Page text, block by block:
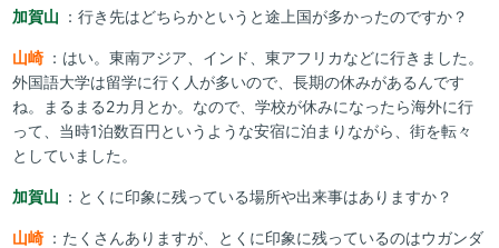
加賀山 ：行き先はどちらかというと途上国が多かったのですか？
山崎 ：はい。東南アジア、インド、東アフリカなどに行きました。
外国語大学は留学に行く人が多いので、長期の休みがあるんです
ね。まるまる2カ月とか。なので、学校が休みになったら海外に行
って、当時1泊数百円というような安宿に泊まりながら、街を転々
としていました。
加賀山 ：とくに印象に残っている場所や出来事はありますか？
山崎 ：たくさんありますが、とくに印象に残っているのはウガンダ